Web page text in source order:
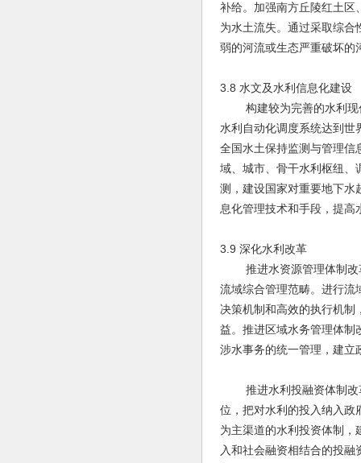
补给。加强南方丘陵红土区
为水土流失。通过采取综
弱的河流或生态严重破坏的
3.8 水文及水利信息化建设
构建较为完善的水利现代
水利自动化调度系统达到世
全国水土保持监测与管理信
域、城市、骨干水利枢纽、
测，建设国家对重要地下水
息化管理技术和手段，提高
3.9 深化水利改革
推进水资源管理体制改革
流域综合管理范畴。进行流
决策机制和高效的执行机
益。推进区域水务管理体制
涉水事务的统一管理，建立
推进水利投融资体制改革
位，把对水利的投入纳入政
为主渠道的水利投资体制
入和社会融资相结合的投